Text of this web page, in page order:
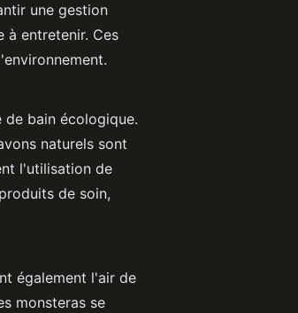
une gestion
à entretenir. Ces
de bain écologique.
naturels sont
l'utilisation de
de soin,
également l'air de
monsteras se